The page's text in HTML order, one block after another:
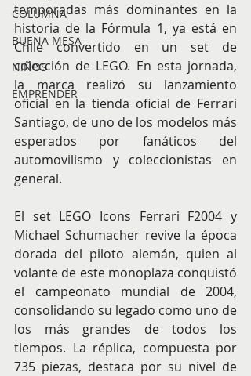
COLUMNA
BUENA MESA
NIÑOS
EMPRENDER
temporadas más dominantes en la
historia de la Fórmula 1, ya está en
Chile convertido en un set de
colección de LEGO. En esta jornada,
la marca realizó su lanzamiento
oficial en la tienda oficial de Ferrari
Santiago, de uno de los modelos más
esperados por fanáticos del
automovilismo y coleccionistas en
general.
El set LEGO Icons Ferrari F2004 y
Michael Schumacher revive la época
dorada del piloto alemán, quien al
volante de este monoplaza conquistó
el campeonato mundial de 2004,
consolidando su legado como uno de
los más grandes de todos los
tiempos. La réplica, compuesta por
735 piezas, destaca por su nivel de